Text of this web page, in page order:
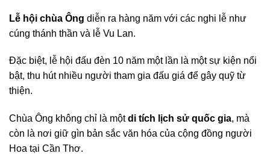
Lễ hội chùa Ông diễn ra hàng năm với các nghi lễ như
cúng thánh thần và lễ Vu Lan.
Đặc biệt, lễ hội đấu đèn 10 năm một lần là một sự kiện nổi
bật, thu hút nhiều người tham gia đấu giá để gây quỹ từ
thiện.
Chùa Ông không chỉ là mộtdi tích lịch sử quốc gia, mà
còn là nơi giữ gìn bản sắc văn hóa của cộng đồng người
Hoa tại Cần Thơ.